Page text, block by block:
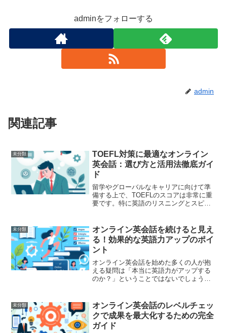
adminをフォローする
admin
関連記事
未分類
TOEFL対策に最適なオンライン
英会話：選び方と活用法徹底ガイ
ド
留学やグローバルなキャリアに向けて準
備する上で、TOEFLのスコアは非常に重
要です。特に英語のリスニングとスピー
で、TOEFL対策として効果的な方法のひ
とつにオンライン英...
未分類
オンライン英会話を続けると見え
る！効果的な英語力アップのポイ
ント
オンライン英会話を始めた多くの人が抱
える疑問は「本当に英語力がアップする
のか？」ということではないでしょう
いる方も多いかもしれません。しかし、
続けることで具体的な効果が...
未分類
オンライン英会話のレベルチェッ
クで成果を最大化するための完全
ガイド